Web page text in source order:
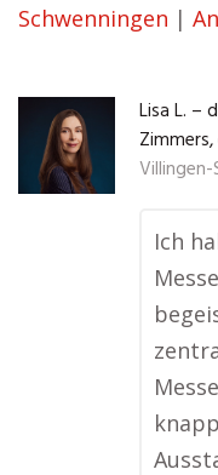
Schwenningen |
Lisa L. –
Ich